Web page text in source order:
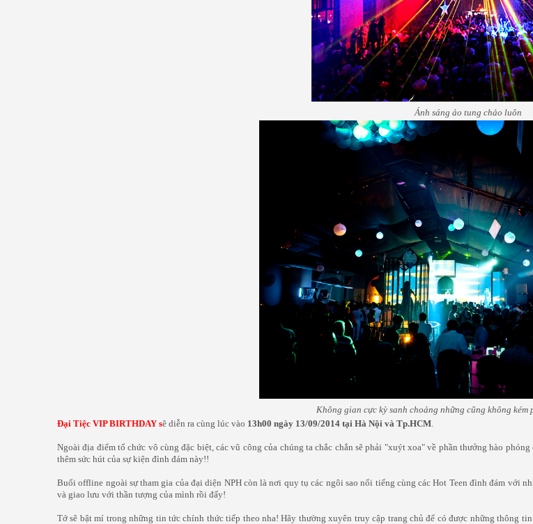
Ánh sáng ảo tung chảo luôn
Không gian cực kỳ sanh choảng những cũng không kém
Đại Tiệc VIP BIRTHDAY sẽ diễn ra cùng lúc vào 13h00 ngày 13/09/2014 tại Hà Nội và Tp.HCM.
Ngoài địa điểm tổ chức vô cùng đặc biệt, các vũ công của chúng ta chắc chắn sẽ phải "xuýt xoa" về phần thưởng hào
thêm sức hút của sự kiện đình đám này!!
Buổi offline ngoài sự tham gia của đại diện NPH còn là nơi quy tụ các ngôi sao nổi tiếng cùng các Hot Teen đình đám với
và giao lưu với thần tượng của mình rồi đấy!
Tớ sẽ bật mí trong những tin tức chính thức tiếp theo nha! Hãy thường xuyên truy cập trang chủ để có được những thông